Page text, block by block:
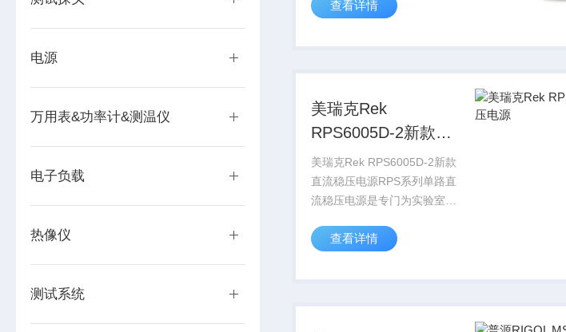
电源
万用表&功率计&测温仪
电子负载
热像仪
测试系统
压和输出负载电流都可在0和
限流保护功能。电源的稳定度
查看详情
美瑞克Rek
RPS6005D-2新款直
流稳压电源
美瑞克Rek RPS6005D-2新款
直流稳压电源RPS系列单路直
流稳压电源是专门为实验室、
其输出电压和输出负载电流都
调，且具有限流保护功能。电
查看详情